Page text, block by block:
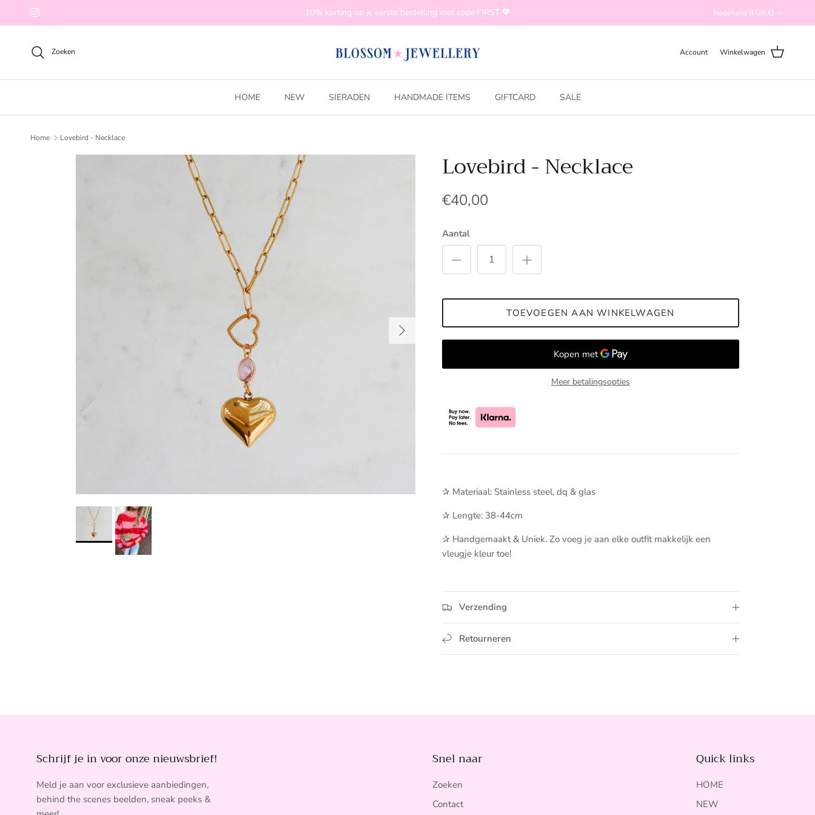
Ga naar inhoud
Instagram 10% korting op je eerste bestelling met code FIRST 💖 Nederland (EUR €)
Zoeken Account Winkelwagen
HOME NEW SIERADEN HANDMADE ITEMS GIFTCARD SALE
Home Lovebird - Necklace
Volgende
Lovebird - Necklace
€40,00
Aantal
TOEVOEGEN AAN WINKELWAGEN
Meer betalingsopties
✰ Materiaal: Stainless steel, dq & glas
✰ Lengte: 38-44cm
✰ Handgemaakt & Uniek. Zo voeg je aan elke outfit makkelijk een
vleugje kleur toe!
Verzending
Retourneren
Schrijf je in voor onze nieuwsbrief!
Meld je aan voor exclusieve aanbiedingen,
behind the scenes beelden, sneak peeks &
Snel naar
Zoeken
Contact
Quick links
HOME
NEW